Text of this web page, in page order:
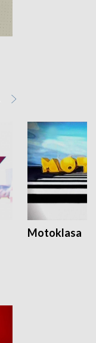
Motoklasa